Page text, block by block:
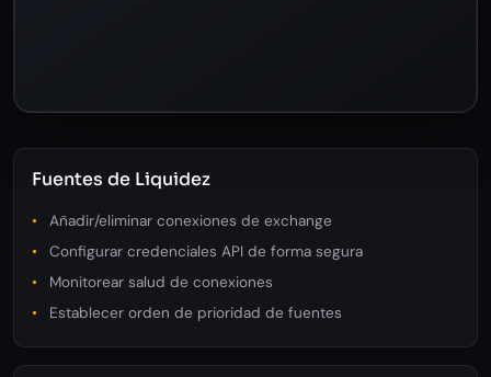
Fuentes de Liquidez
Añadir/eliminar conexiones de exchange
Configurar credenciales API de forma segura
Monitorear salud de conexiones
Establecer orden de prioridad de fuentes